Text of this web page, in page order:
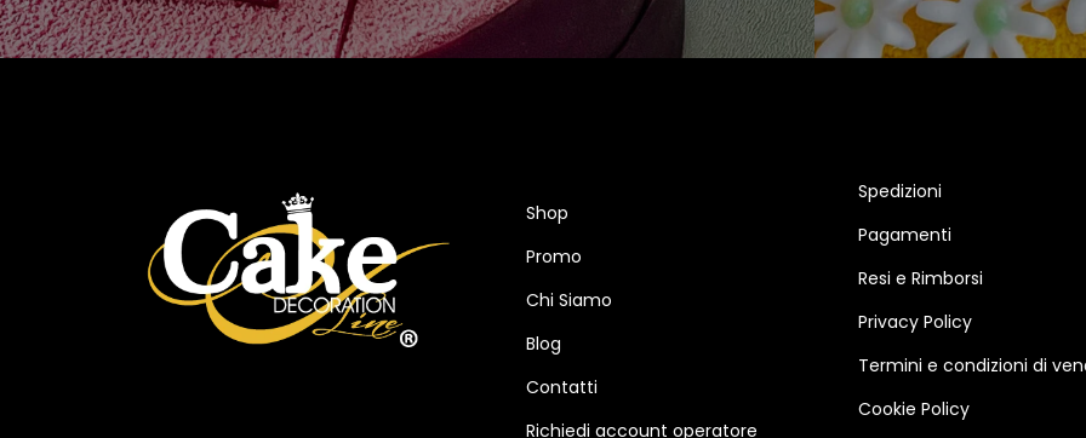
Shop
Promo
Chi Siamo
Blog
Contatti
Richiedi account operatore
Spedizioni
Pagamenti
Resi e Rimborsi
Privacy Policy
Termini e condizioni di
Cookie Policy